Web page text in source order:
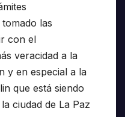
las
con el
veracidad a la
y en especial a la
que está siendo
ciudad de La Paz